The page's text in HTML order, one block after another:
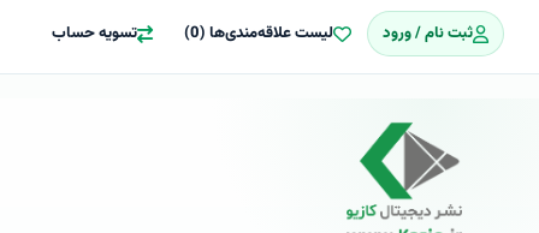
ثبت نام / ورود لیست علاقه‌مندی‌ها (0) تسویه حساب